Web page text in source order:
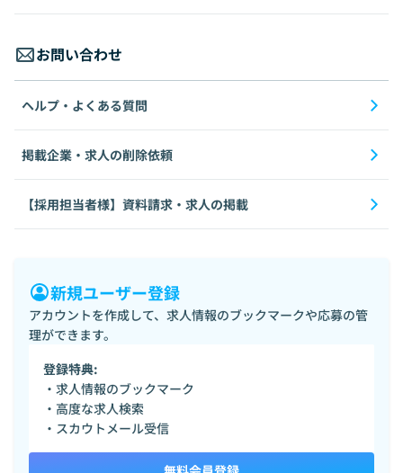
お問い合わせ
ヘルプ・よくある質問
掲載企業・求人の削除依頼
【採用担当者様】資料請求・求人の掲載
新規ユーザー登録
アカウントを作成して、求人情報のブックマークや応募の管
理ができます。
登録特典:
・求人情報のブックマーク
・高度な求人検索
・スカウトメール受信